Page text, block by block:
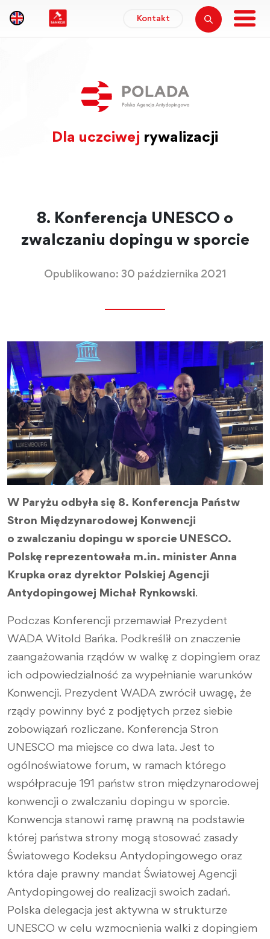
Kontakt
Dla uczciwej rywalizacji
8. Konferencja UNESCO o
zwalczaniu dopingu w sporcie
Opublikowano: 30 października 2021
W Paryżu odbyła się 8. Konferencja Państw
Stron Międzynarodowej Konwencji
o zwalczaniu dopingu w sporcie UNESCO.
Polskę reprezentowała m.in. minister Anna
Krupka oraz dyrektor Polskiej Agencji
Antydopingowej Michał Rynkowski.
Podczas Konferencji przemawiał Prezydent
WADA Witold Bańka. Podkreślił on znaczenie
zaangażowania rządów w walkę z dopingiem oraz
ich odpowiedzialność za wypełnianie warunków
Konwencji. Prezydent WADA zwrócił uwagę, że
rządy powinny być z podjętych przez siebie
zobowiązań rozliczane. Konferencja Stron
UNESCO ma miejsce co dwa lata. Jest to
ogólnoświatowe forum, w ramach którego
współpracuje 191 państw stron międzynarodowej
konwencji o zwalczaniu dopingu w sporcie.
Konwencja stanowi ramę prawną na podstawie
której państwa strony mogą stosować zasady
Światowego Kodeksu Antydopingowego oraz
która daje prawny mandat Światowej Agencji
Antydopingowej do realizacji swoich zadań.
Polska delegacja jest aktywna w strukturze
UNESCO w celu wzmocnienia walki z dopingiem